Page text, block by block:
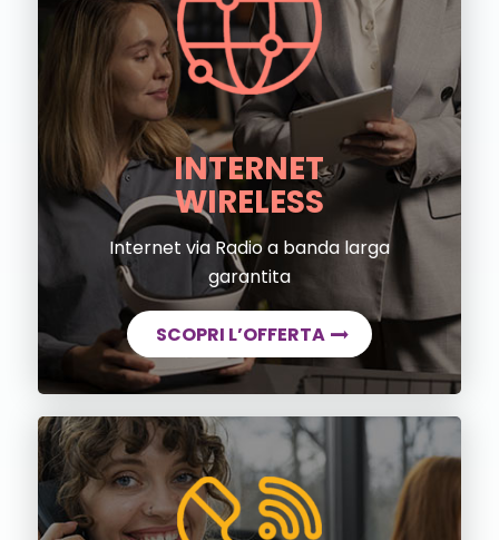
INTERNET
WIRELESS
Internet via Radio a banda larga
garantita
SCOPRI L’OFFERTA